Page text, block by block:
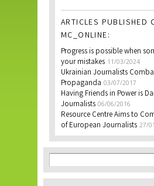
ARTICLES PUBLISHED
MC_ONLINE:
Progress is possible when
your mistakes 11/03/2024
Ukrainian Journalists
Propaganda 03/07/2017
Having Friends in Power is
Journalists 06/06/2016
Resource Centre Aims to
of European Journalists 27/
Search form
Search